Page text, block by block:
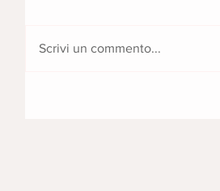
Scrivi un commento...